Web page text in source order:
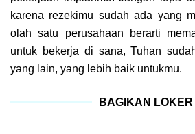
karena rezekimu sudah ada yang
olah satu perusahaan berarti
untuk bekerja di sana, Tuhan
yang lain, yang lebih baik untukmu.
BAGIKAN LOKER